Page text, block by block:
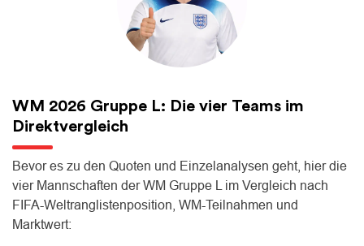
WM 2026 Gruppe L: Die vier Teams im
Direktvergleich
Bevor es zu den Quoten und Einzelanalysen geht, hier die
vier Mannschaften der WM Gruppe L im Vergleich nach
FIFA-Weltranglistenposition, WM-Teilnahmen und
Marktwert: